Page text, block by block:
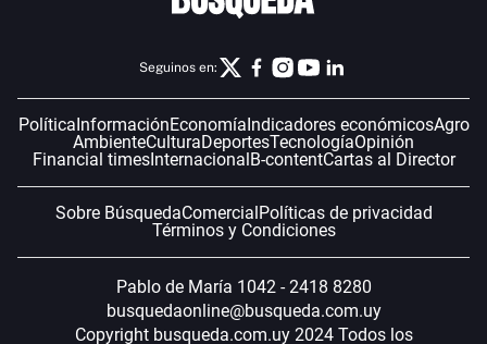
Seguinos en:
Política InformaciónEconomía Indicadores económicosAgro
AmbienteCulturaDeportesTecnologíaOpinión
Financial timesInternacional B-contentCartas al Director
Sobre BúsquedaComercial Políticas de privacidad
Términos y Condiciones
Pablo de María 1042 - 2418 8280
busquedaonline@busqueda.com.uy
Copyright busqueda.com.uy 2024 Todos los